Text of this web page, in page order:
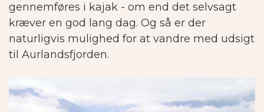
gennemføres i kajak - om end det selvsagt
kræver en god lang dag. Og så er der
naturligvis mulighed for at vandre med udsigt
til Aurlandsfjorden.